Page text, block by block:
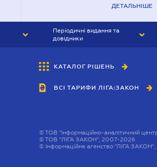
ДЕТАЛЬНІШЕ
Періодичні видання та
довідники
БУХГАЛТЕР&ЗАКОН
ВІСНИК МСФЗ
КАТАЛОГ РІШЕНЬ
ВСІ ТАРИФИ ЛІГА:ЗАКОН
©ТОВ "інформаційно-аналітичний
©ТОВ "ЛІГА ЗАКОН", 2007-2026.
© Інформаційне агенство